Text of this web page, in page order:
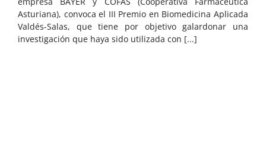
Asturiana), convoca el III Premio en Biomedicina Aplicada
Valdés-Salas, que tiene por objetivo galardonar una
investigación que haya sido utilizada con [...]